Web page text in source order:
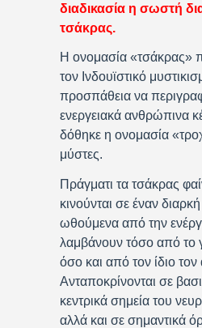
διαδικασία η σωστή
τσάκρας.
Η ονομασία «τσάκρας»
τον Ινδουϊστικό
προσπάθεια να
ενεργειακά ανθρώπινα
δόθηκε η ονομασία
μύστες.
Πράγματι τα τσάκρας
κινούνται σε έναν
ωθούμενα από την
λαμβάνουν τόσο από το
όσο και από τον ίδιο
Ανταποκρίνονται σε
κεντρικά σημεία του
αλλά και σε σημαντικά